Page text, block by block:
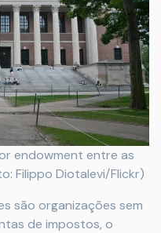
endowment entre as
Filippo Diotalevi/Flickr)
são organizações sem
de impostos, o